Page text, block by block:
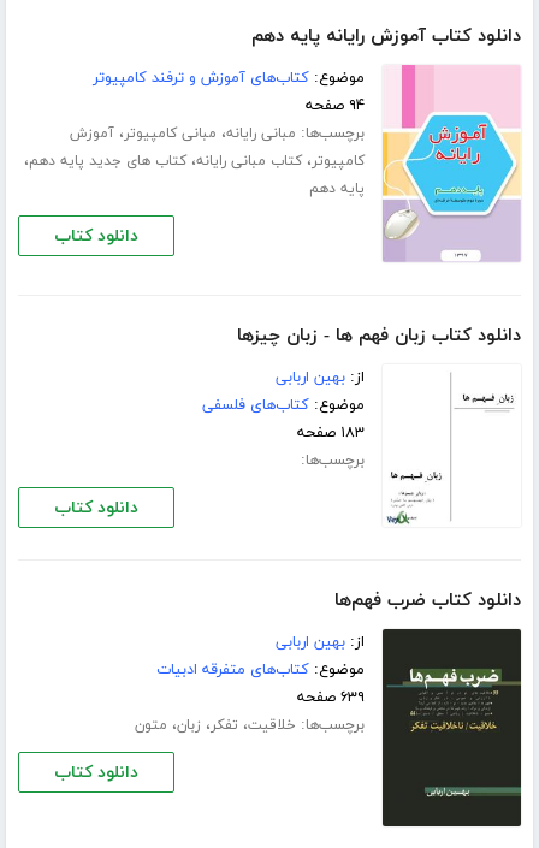
دانلود کتاب آموزش رایانه پایه دهم
موضوع:کتاب‌های آموزش و ترفند کامپیوتر
۹۴ صفحه
برچسب‌ها: مبانی رایانه، مبانی کامپیوتر،آموزش
کامپیوتر،کتاب مبانی رایانه،کتاب های جدید پایه دهم،
پایه دهم
دانلود کتاب
دانلود کتاب زبان فهم ها - زبان چیزها
از:بهین اربابی
موضوع:کتاب‌های فلسفی
۱۸۳ صفحه
برچسب‌ها:
دانلود کتاب
دانلود کتاب ضرب فهم‌ها
از:بهین اربابی
موضوع:کتاب‌های متفرقه ادبیات
۶۳۹ صفحه
برچسب‌ها: خلاقیت، تفکر، زبان، متون
دانلود کتاب